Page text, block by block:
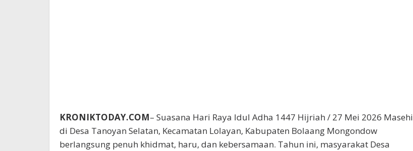
KRONIKTODAY.COM– Suasana Hari Raya Idul Adha 1447 Hijriah / 27 Mei 2026 Masehi
di Desa Tanoyan Selatan, Kecamatan Lolayan, Kabupaten Bolaang Mongondow
berlangsung penuh khidmat, haru, dan kebersamaan. Tahun ini, masyarakat Desa